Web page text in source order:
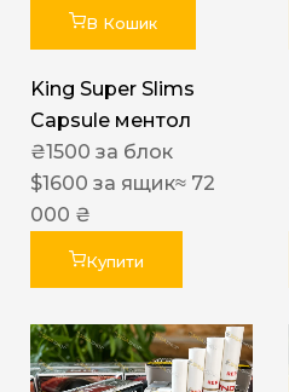
В Кошик
King Super Slims
Capsule ментол
₴1500 за блок
$1600 за ящик≈ 72
000 ₴
Купити